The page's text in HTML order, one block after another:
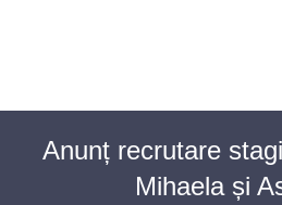
Anunț recrutare
Mihaela și